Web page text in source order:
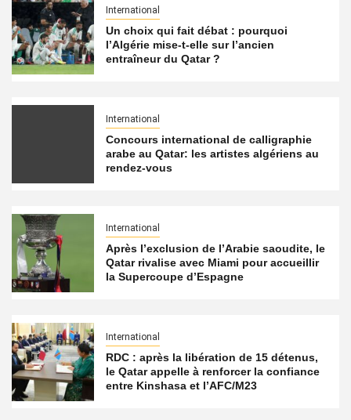
International
Un choix qui fait débat : pourquoi
l’Algérie mise-t-elle sur l’ancien
entraîneur du Qatar ?
International
Concours international de calligraphie
arabe au Qatar: les artistes algériens au
rendez-vous
International
Après l’exclusion de l’Arabie saoudite, le
Qatar rivalise avec Miami pour accueillir
la Supercoupe d’Espagne
International
RDC : après la libération de 15 détenus,
le Qatar appelle à renforcer la confiance
entre Kinshasa et l’AFC/M23